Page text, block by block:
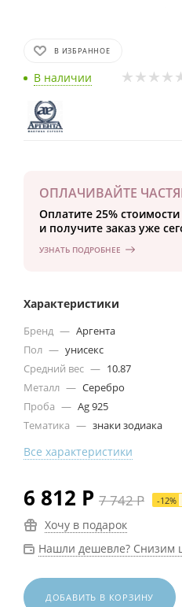
В ИЗБРАННОЕ
В наличии
ОПЛАЧИВАЙТЕ
Оплатите 25% стоимости
и получите заказ уже
УЗНАТЬ ПОДРОБНЕЕ
Характеристики
Бренд — Аргента
Пол — унисекс
Средний вес — 10.87
Металл — Серебро
Проба — Ag 925
Тематика — знаки зодиака
Все характеристики
6 812 Р 7 742Р -12%
Хочу в подарок
Нашли дешевле? Снизим
ДОБАВИТЬ В КОРЗИНУ